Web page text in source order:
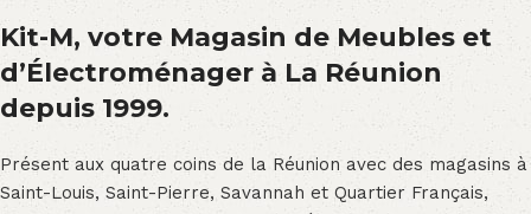
Kit-M, votre Magasin de Meubles et
d’Électroménager à La Réunion
depuis 1999.
Présent aux quatre coins de la Réunion avec des magasins à
Saint-Louis, Saint-Pierre, Savannah et Quartier Français,